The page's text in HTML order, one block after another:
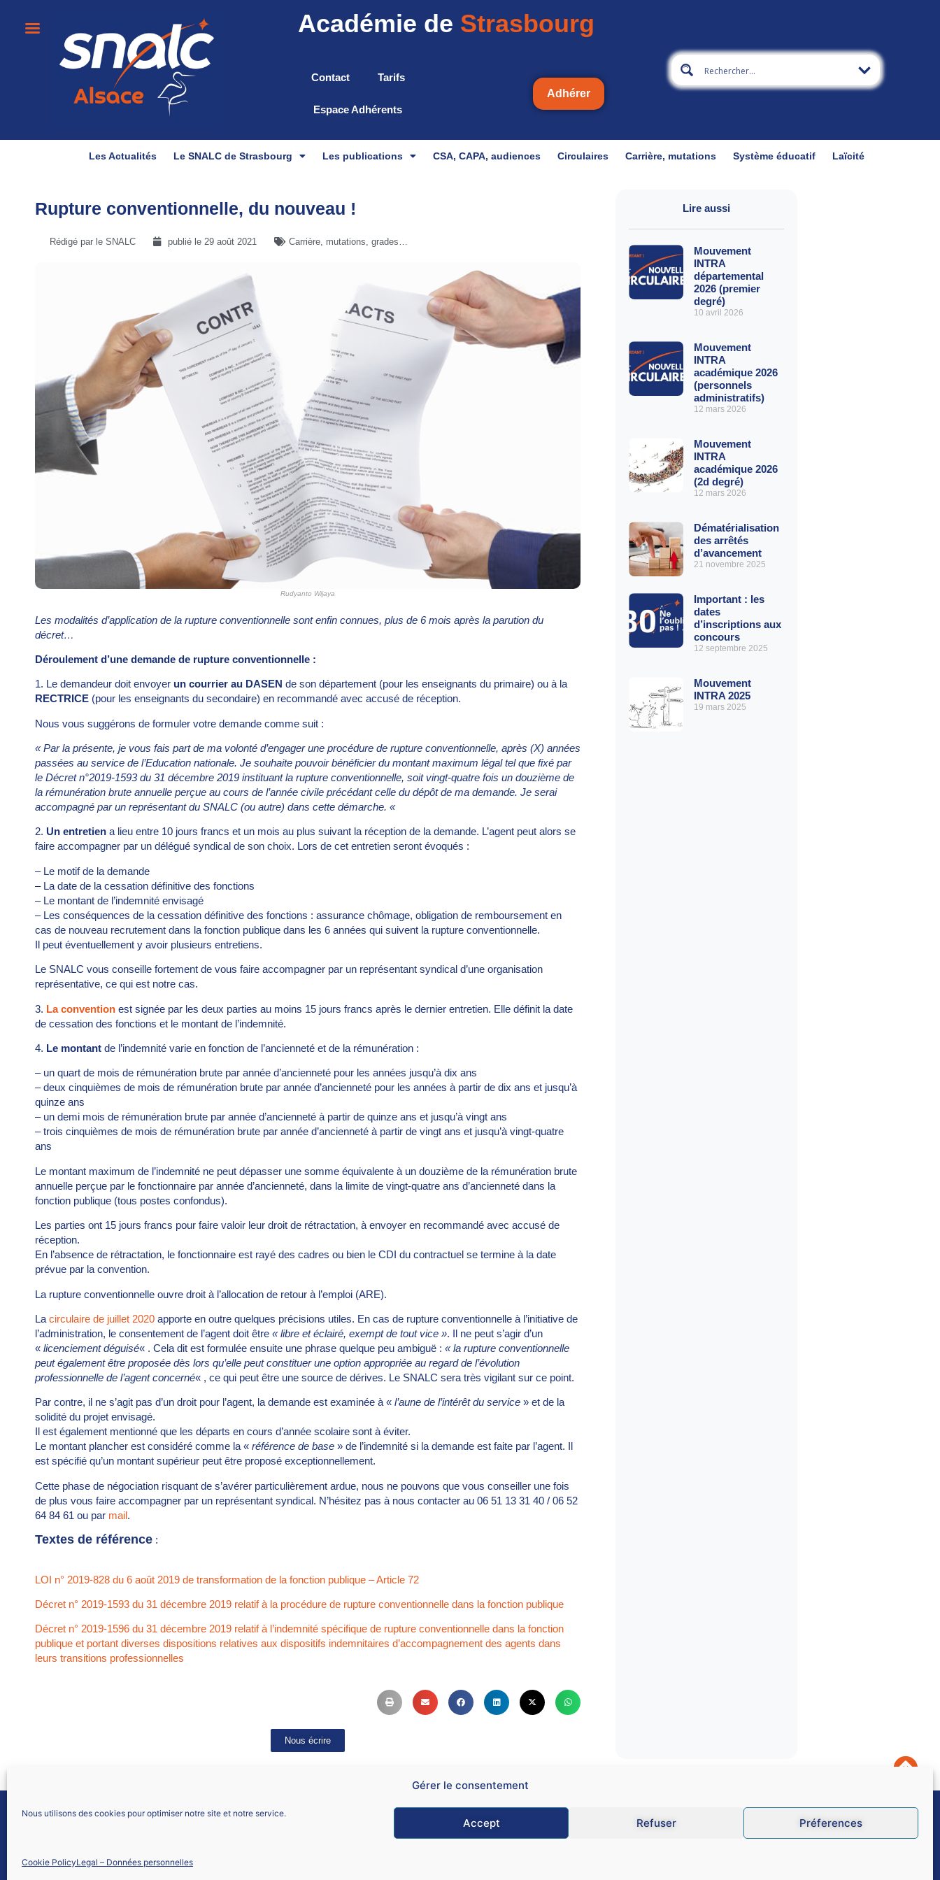
Gérer le consentement
Nous utilisons des cookies pour optimiser notre site et notre service.
Accept Refuser Préferences
Cookie PolicyLegal – Données personnelles
Académie de Strasbourg
Contact Tarifs
Espace Adhérents
Adhérer
Les Actualités Le SNALC de Strasbourg Les publications CSA, CAPA, audiences Circulaires Carrière, mutations Système éducatif Laïcité
Rupture conventionnelle, du nouveau !
Rédigé par le SNALC publié le 29 août 2021 Carrière, mutations, grades…
Rudyanto Wijaya
Les modalités d’application de la rupture conventionnelle sont enfin connues, plus de 6 mois après la parution du
décret…
Déroulement d’une demande de rupture conventionnelle :
1. Le demandeur doit envoyer un courrier au DASEN de son département (pour les enseignants du primaire) ou à la
RECTRICE (pour les enseignants du secondaire) en recommandé avec accusé de réception.
Nous vous suggérons de formuler votre demande comme suit :
« Par la présente, je vous fais part de ma volonté d’engager une procédure de rupture conventionnelle, après (X) années
passées au service de l’Education nationale. Je souhaite pouvoir bénéficier du montant maximum légal tel que fixé par
le Décret n°2019-1593 du 31 décembre 2019 instituant la rupture conventionnelle, soit vingt-quatre fois un douzième de
la rémunération brute annuelle perçue au cours de l’année civile précédant celle du dépôt de ma demande. Je serai
accompagné par un représentant du SNALC (ou autre) dans cette démarche. «
2. Un entretien a lieu entre 10 jours francs et un mois au plus suivant la réception de la demande. L’agent peut alors se
faire accompagner par un délégué syndical de son choix. Lors de cet entretien seront évoqués :
– Le motif de la demande
– La date de la cessation définitive des fonctions
– Le montant de l’indemnité envisagé
– Les conséquences de la cessation définitive des fonctions : assurance chômage, obligation de remboursement en
cas de nouveau recrutement dans la fonction publique dans les 6 années qui suivent la rupture conventionnelle.
Il peut éventuellement y avoir plusieurs entretiens.
Le SNALC vous conseille fortement de vous faire accompagner par un représentant syndical d’une organisation
représentative, ce qui est notre cas.
3. La convention est signée par les deux parties au moins 15 jours francs après le dernier entretien. Elle définit la date
de cessation des fonctions et le montant de l’indemnité.
4. Le montant de l’indemnité varie en fonction de l’ancienneté et de la rémunération :
– un quart de mois de rémunération brute par année d’ancienneté pour les années jusqu’à dix ans
– deux cinquièmes de mois de rémunération brute par année d’ancienneté pour les années à partir de dix ans et jusqu’à
quinze ans
– un demi mois de rémunération brute par année d’ancienneté à partir de quinze ans et jusqu’à vingt ans
– trois cinquièmes de mois de rémunération brute par année d’ancienneté à partir de vingt ans et jusqu’à vingt-quatre
ans
Le montant maximum de l’indemnité ne peut dépasser une somme équivalente à un douzième de la rémunération brute
annuelle perçue par le fonctionnaire par année d’ancienneté, dans la limite de vingt-quatre ans d’ancienneté dans la
fonction publique (tous postes confondus).
Les parties ont 15 jours francs pour faire valoir leur droit de rétractation, à envoyer en recommandé avec accusé de
réception.
En l’absence de rétractation, le fonctionnaire est rayé des cadres ou bien le CDI du contractuel se termine à la date
prévue par la convention.
La rupture conventionnelle ouvre droit à l’allocation de retour à l’emploi (ARE).
La circulaire de juillet 2020 apporte en outre quelques précisions utiles. En cas de rupture conventionnelle à l’initiative de
l’administration, le consentement de l’agent doit être « libre et éclairé, exempt de tout vice ». Il ne peut s’agir d’un
« licenciement déguisé« . Cela dit est formulée ensuite une phrase quelque peu ambiguë : « la rupture conventionnelle
peut également être proposée dès lors qu’elle peut constituer une option appropriée au regard de l’évolution
professionnelle de l’agent concerné« , ce qui peut être une source de dérives. Le SNALC sera très vigilant sur ce point.
Par contre, il ne s’agit pas d’un droit pour l’agent, la demande est examinée à « l’aune de l’intérêt du service » et de la
solidité du projet envisagé.
Il est également mentionné que les départs en cours d’année scolaire sont à éviter.
Le montant plancher est considéré comme la « référence de base » de l’indemnité si la demande est faite par l’agent. Il
est spécifié qu’un montant supérieur peut être proposé exceptionnellement.
Cette phase de négociation risquant de s’avérer particulièrement ardue, nous ne pouvons que vous conseiller une fois
de plus vous faire accompagner par un représentant syndical. N’hésitez pas à nous contacter au 06 51 13 31 40 / 06 52
64 84 61 ou par mail.
Textes de référence :
LOI n° 2019-828 du 6 août 2019 de transformation de la fonction publique – Article 72
Décret n° 2019-1593 du 31 décembre 2019 relatif à la procédure de rupture conventionnelle dans la fonction publique
Décret n° 2019-1596 du 31 décembre 2019 relatif à l’indemnité spécifique de rupture conventionnelle dans la fonction
publique et portant diverses dispositions relatives aux dispositifs indemnitaires d’accompagnement des agents dans
leurs transitions professionnelles
Nous écrire
Lire aussi
Mouvement
INTRA
départemental
2026 (premier
degré)
10 avril 2026
Mouvement
INTRA
académique 2026
(personnels
administratifs)
12 mars 2026
Mouvement
INTRA
académique 2026
(2d degré)
12 mars 2026
Dématérialisation
des arrêtés
d’avancement
21 novembre 2025
Important : les
dates
d’inscriptions aux
concours
12 septembre 2025
Mouvement
INTRA 2025
19 mars 2025
SNALC STRASBOURG
Nous contacter